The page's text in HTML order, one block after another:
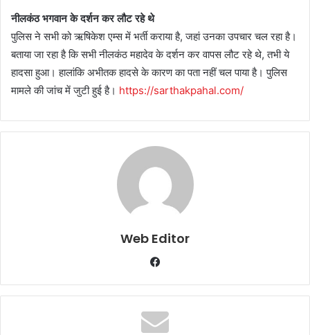
नीलकंठ भगवान के दर्शन कर लौट रहे थे
पुलिस ने सभी को ऋषिकेश एम्स में भर्ती कराया है, जहां उनका उपचार चल रहा है।
बताया जा रहा है कि सभी नीलकंठ महादेव के दर्शन कर वापस लौट रहे थे, तभी ये
हादसा हुआ। हालांकि अभीतक हादसे के कारण का पता नहीं चल पाया है। पुलिस
मामले की जांच में जुटी हुई है। https://sarthakpahal.com/
Web Editor
Facebook